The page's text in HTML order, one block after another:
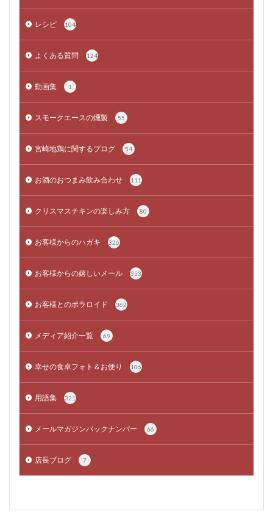
レシピ 104
よくある質問 124
動画集 1
スモークエースの燻製 55
宮崎地鶏に関するブログ 54
お酒のおつまみ飲み合わせ 111
クリスマスチキンの楽しみ方 80
お客様からのハガキ 326
お客様からの嬉しいメール 353
お客様とのポラロイド 362
メディア紹介一覧 69
幸せの食卓フォト＆お便り 106
用語集 321
メールマガジンバックナンバー 66
店長ブログ 7